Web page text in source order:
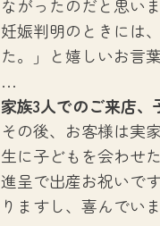
ながったのだと思い
妊娠判明のときには
た。」と嬉しいお言葉
…
家族3人でのご来店
その後、お客様は実
生に子どもを会わせ
進呈で出産お祝いで
りますし、喜んでい